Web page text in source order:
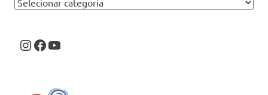
Instagram
Facebook
Youtube